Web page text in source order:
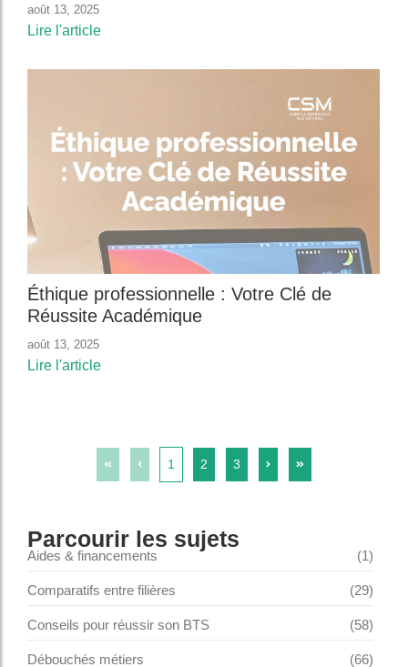
août 13, 2025
Lire l'article
Éthique professionnelle : Votre Clé de
Réussite Académique
août 13, 2025
Lire l'article
1 2 3
Parcourir les sujets
Aides & financements (1)
Comparatifs entre filières (29)
Conseils pour réussir son BTS (58)
Débouchés métiers (66)